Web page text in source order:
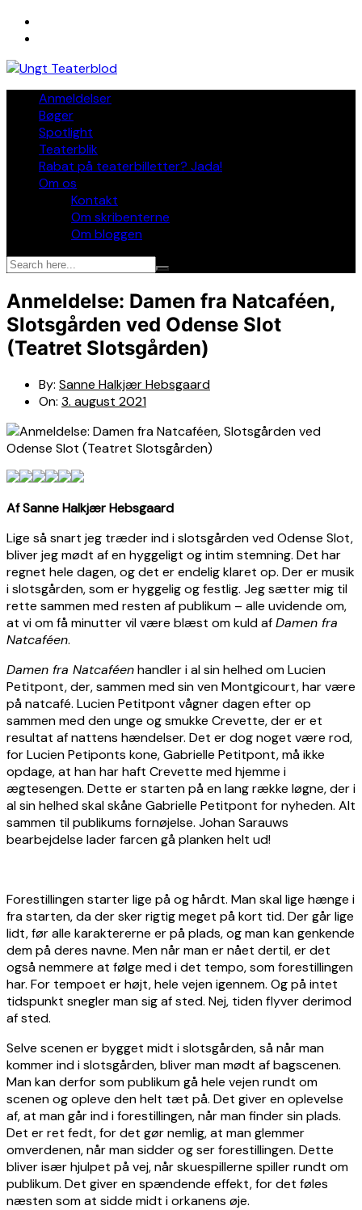
Skip
Anmeldelser
Bøger
Spotlight
Teaterblik
Rabat på teaterbilletter? Jada!
Om os
Kontakt
Om skribenterne
Om bloggen
Anmeldelse: Damen fra Natcaféen,
Slotsgården ved Odense Slot
(Teatret Slotsgården)
By: Sanne Halkjær Hebsgaard
On: 3. august 2021
Af Sanne Halkjær Hebsgaard
Lige så snart jeg træder ind i slotsgården ved Odense Slot,
bliver jeg mødt af en hyggeligt og intim stemning. Det har
regnet hele dagen, og det er endelig klaret op. Der er musik
i slotsgården, som er hyggelig og festlig. Jeg sætter mig til
rette sammen med resten af publikum – alle uvidende om,
at vi om få minutter vil være blæst om kuld afDamen fra
Natcaféen.
Damen fra Natcaféenhandler i al sin helhed om Lucien
Petitpont, der, sammen med sin ven Montgicourt, har være
på natcafé. Lucien Petitpont vågner dagen efter op
sammen med den unge og smukke Crevette, der er et
resultat af nattens hændelser. Det er dog noget være rod,
for Lucien Petiponts kone, Gabrielle Petitpont, må ikke
opdage, at han har haft Crevette med hjemme i
ægtesengen. Dette er starten på en lang række løgne, der i
al sin helhed skal skåne Gabrielle Petitpont for nyheden. Alt
sammen til publikums fornøjelse. Johan Sarauws
bearbejdelse lader farcen gå planken helt ud!
Forestillingen starter lige på og hårdt. Man skal lige hænge i
fra starten, da der sker rigtig meget på kort tid. Der går lige
lidt, før alle karaktererne er på plads, og man kan genkende
dem på deres navne. Men når man er nået dertil, er det
også nemmere at følge med i det tempo, som forestillingen
har. For tempoet er højt, hele vejen igennem. Og på intet
tidspunkt snegler man sig af sted. Nej, tiden flyver derimod
af sted.
Selve scenen er bygget midt i slotsgården, så når man
kommer ind i slotsgården, bliver man mødt af bagscenen.
Man kan derfor som publikum gå hele vejen rundt om
scenen og opleve den helt tæt på. Det giver en oplevelse
af, at man går ind i forestillingen, når man finder sin plads.
Det er ret fedt, for det gør nemlig, at man glemmer
omverdenen, når man sidder og ser forestillingen. Dette
bliver især hjulpet på vej, når skuespillerne spiller rundt om
publikum. Det giver en spændende effekt, for det føles
næsten som at sidde midt i orkanens øje.